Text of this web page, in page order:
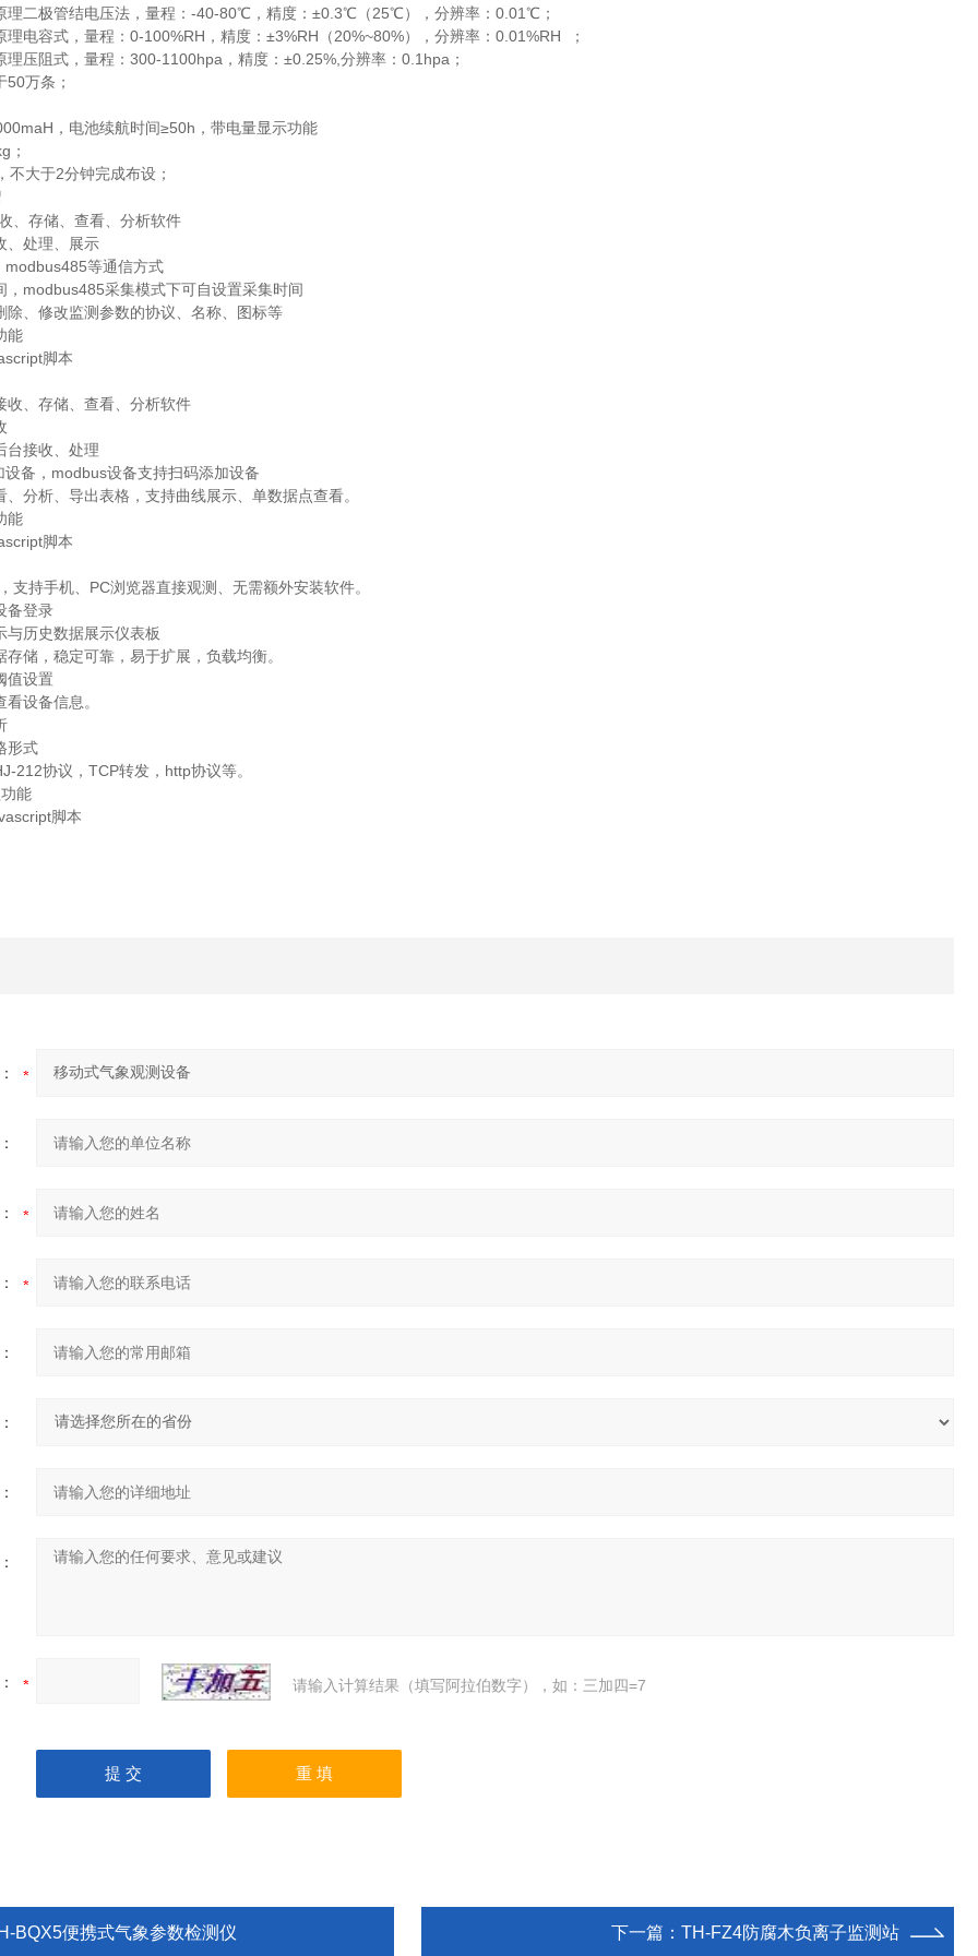
理二极管结电压法，量程：-40-80℃，精度：±0.3℃（25℃），分辨率：0.01℃；
理电容式，量程：0-100%RH，精度：±3%RH（20%~80%），分辨率：0.01%RH ；
理压阻式，量程：300-1100hpa，精度：±0.25%,分辨率：0.1hpa；
万条；
，电池续航时间≥50h，带电量显示功能
；
不大于2分钟完成布设；
、存储、查看、分析软件
、处理、展示
modbus485等通信方式
，modbus485采集模式下可自设置采集时间
除、修改监测参数的协议、名称、图标等
能
脚本
收、存储、查看、分析软件
台接收、处理
备，modbus设备支持扫码添加设备
分析、导出表格，支持曲线展示、单数据点查看。
能
脚本
支持手机、PC浏览器直接观测、无需额外安装软件。
备登录
与历史数据展示仪表板
储，稳定可靠，易于扩展，负载均衡。
值设置
设备信息。
形式
212协议，TCP转发，http协议等。
能
脚本
请输入计算结果（填写阿拉伯数字），如：三加四=7
BQX5便携式气象参数检测仪 下一篇： TH-FZ4防腐木负离子监测站